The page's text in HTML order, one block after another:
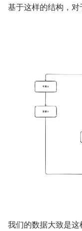
基于这样的结构，
我们的数据大致是